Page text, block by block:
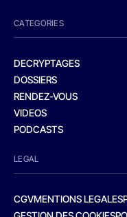
CATEGORIES
DECRYPTAGES
DOSSIERS
RENDEZ-VOUS
VIDEOS
PODCASTS
LEGAL
CGVMENTIONS LEGALES